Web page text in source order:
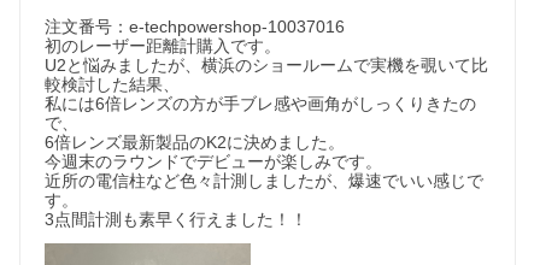
注文番号：e-techpowershop-10037016
初のレーザー距離計購入です。
U2と悩みましたが、横浜のショールームで実機を覗いて比
較検討した結果、
私には6倍レンズの方が手ブレ感や画角がしっくりきたの
で、
6倍レンズ最新製品のK2に決めました。
今週末のラウンドでデビューが楽しみです。
近所の電信柱など色々計測しましたが、爆速でいい感じで
す。
3点間計測も素早く行えました！！